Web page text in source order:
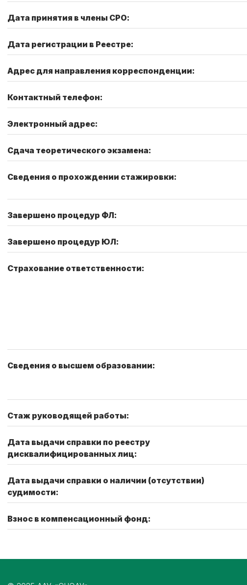
Дата принятия в члены СРО:
Дата регистрации в Реестре:
Адрес для направления корреспонденции:
Контактный телефон:
Электронный адрес:
Сдача теоретического экзамена:
Сведения о прохождении стажировки:
Завершено процедур ФЛ:
Завершено процедур ЮЛ:
Страхование ответственности:
Сведения о высшем образовании:
Стаж руководящей работы:
Дата выдачи справки по реестру
дисквалифицированных лиц:
Дата выдачи справки о наличии (отсутствии)
судимости:
Взнос в компенсационный фонд: